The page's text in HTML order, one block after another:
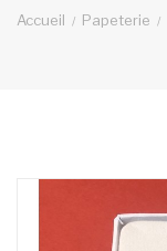
Accueil Papeterie